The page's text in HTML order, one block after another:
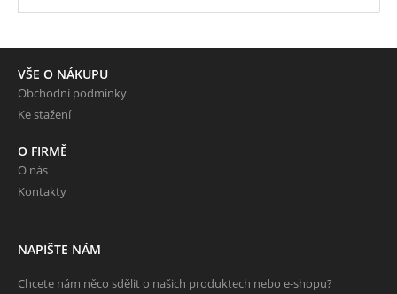
VŠE O NÁKUPU
Obchodní podmínky
Ke stažení
O FIRMĚ
O nás
Kontakty
NAPIŠTE NÁM
Chcete nám něco sdělit o našich produktech nebo e-shopu?